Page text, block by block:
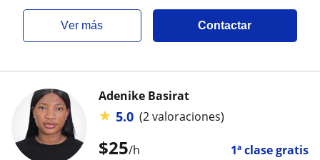
ver más Contactar
$25/h 1ª clase gratis
Adenike Basirat
★ 5.0 (2 valoraciones)